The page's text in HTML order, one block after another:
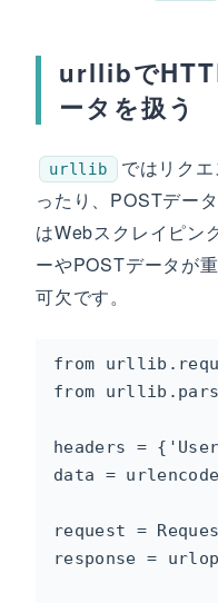
urllibで
ータを扱う
urllib
ではリク
ったり、POSTデー
はWebスクレイピン
ーやPOSTデータが
可欠です。
from
from
headers =
data =
request =
response =